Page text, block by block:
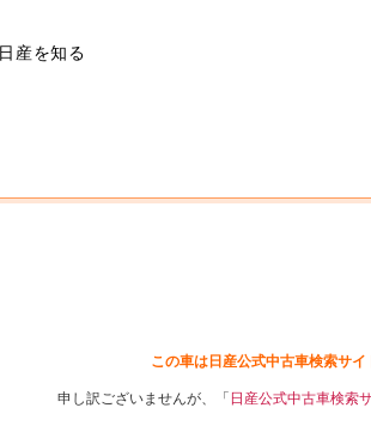
日産を知る
この車は日産公式中古車検索サイ
申し訳ございませんが、「 日産公式中古車検索